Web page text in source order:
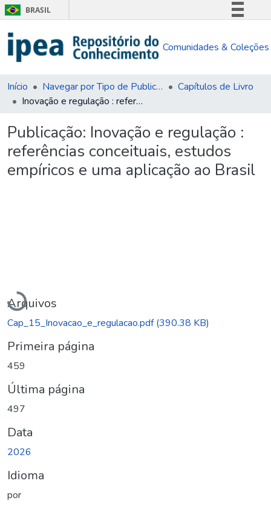
BRASIL
Comunica BR
Acesso à informação
Comunidades & Coleções
Início Navegar por Tipo de Publicação
Capítulos de Livro
Inovação e regulação : referências conceituais, estudos empíricos e uma aplicação ao Brasil
Publicação: Inovação e regulação :
referências conceituais, estudos
empíricos e uma aplicação ao Brasil
Carregando...
Arquivos
Cap_15_Inovacao_e_regulacao.pdf(390.38 KB)
Primeira página
459
Última página
497
Data
2026
Idioma
por